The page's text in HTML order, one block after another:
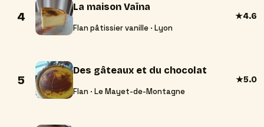
4
La maison Vaïna
Flan pâtissier vanille · Lyon
★4.6
5
Des gâteaux et du chocolat
Flan · Le Mayet-de-Montagne
★5.0